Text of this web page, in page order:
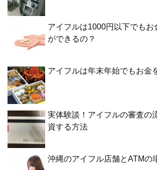
アイフルは1000円以下でもお
ができるの？
アイフルは年末年始でもお金
実体験談！アイフルの審査の
資する方法
沖縄のアイフル店舗とATMの